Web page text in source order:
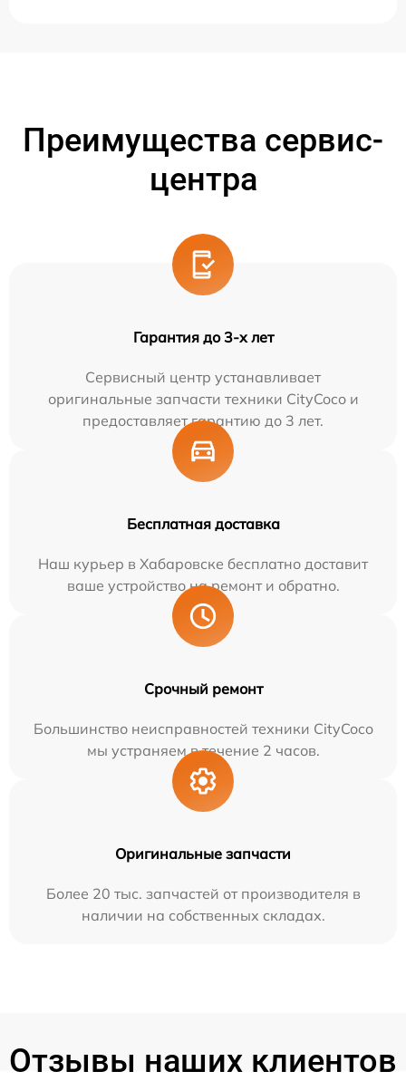
Преимущества сервис-
центра
Гарантия до 3-х лет
Сервисный центр устанавливает
оригинальные запчасти техники CityCoco и
предоставляет гарантию до 3 лет.
Бесплатная доставка
Наш курьер в Хабаровске бесплатно доставит
ваше устройство на ремонт и обратно.
Срочный ремонт
Большинство неисправностей техники CityCoco
мы устраняем в течение 2 часов.
Оригинальные запчасти
Более 20 тыс. запчастей от производителя в
наличии на собственных складах.
Отзывы наших клиентов